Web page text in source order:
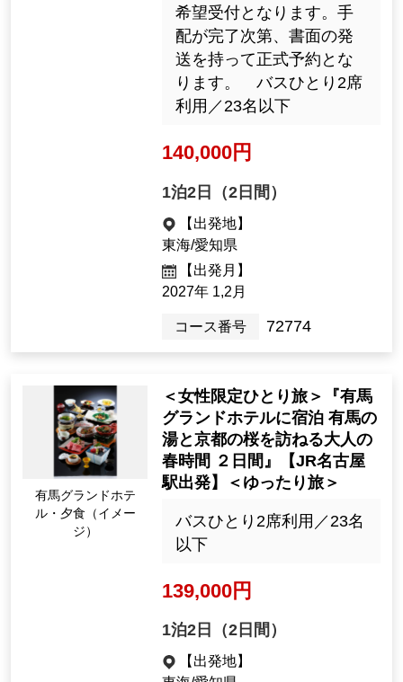
希望受付となります。手
配が完了次第、書面の発
送を持って正式予約とな
ります。 バスひとり2席
利用／23名以下
140,000円
1泊2日（2日間）
【出発地】
東海/愛知県
【出発月】
2027年 1,2月
コース番号 72774
有馬グランドホテ
ル・夕食（イメー
ジ）
＜女性限定ひとり旅＞『有馬
グランドホテルに宿泊 有馬の
湯と京都の桜を訪ねる大人の
春時間 ２日間』【JR名古屋
駅出発】＜ゆったり旅＞
バスひとり2席利用／23名
以下
139,000円
1泊2日（2日間）
【出発地】